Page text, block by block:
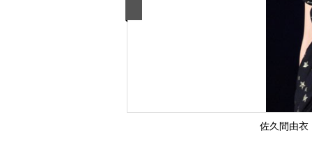
佐久間由衣